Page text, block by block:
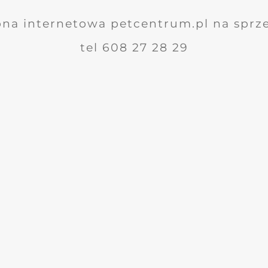
internetowa petcentrum.pl na
tel 608 27 28 29